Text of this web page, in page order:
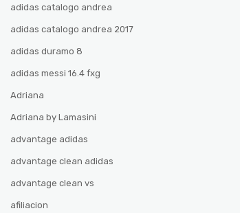
adidas catalogo andrea
adidas catalogo andrea 2017
adidas duramo 8
adidas messi 16.4 fxg
Adriana
Adriana by Lamasini
advantage adidas
advantage clean adidas
advantage clean vs
afiliacion